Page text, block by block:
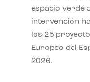
espacio verde
intervención
los 25
Europeo del
2026.